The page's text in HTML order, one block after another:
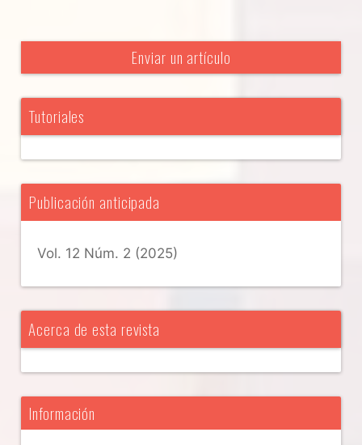
Enviar un artículo
Tutoriales
Publicación anticipada
Vol. 12 Núm. 2 (2025)
Acerca de esta revista
Información